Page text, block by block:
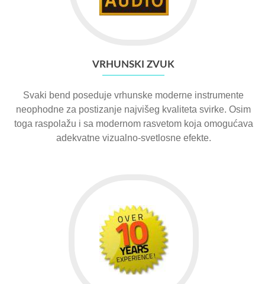
VRHUNSKI ZVUK
Svaki bend poseduje vrhunske moderne instrumente
neophodne za postizanje najvišeg kvaliteta svirke. Osim
toga raspolažu i sa modernom rasvetom koja omogućava
adekvatne vizualno-svetlosne efekte.